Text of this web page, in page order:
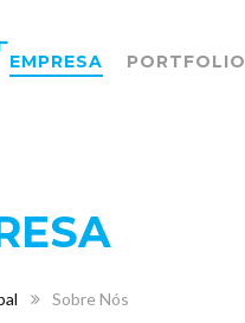
EMPRESA PORTFOLIO
Sobre Nós